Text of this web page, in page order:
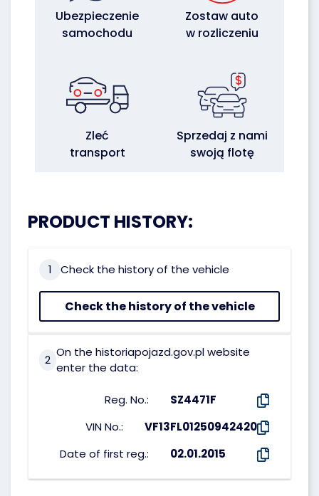
Ubezpieczenie
samochodu
Zostaw auto
w rozliczeniu
Zleć
transport
Sprzedaj z nami
swoją flotę
PRODUCT HISTORY:
1 Check the history of the vehicle
Check the history of the vehicle
2
On the historiapojazd.gov.pl website
enter the data:
Reg. No.:
SZ4471F
VIN No.:
VF13FL01250942420
Date of first reg.:
02.01.2015